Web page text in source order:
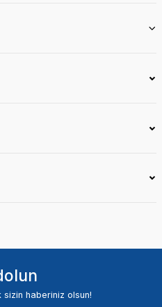
sizin haberiniz olsun!